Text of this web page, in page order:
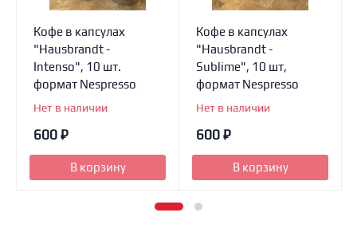
Кофе в капсулах
"Hausbrandt -
Intenso", 10 шт.
формат Nespresso
Нет в наличии
600 ₽
В корзину
Кофе в капсулах
"Hausbrandt -
Sublime", 10 шт,
формат Nespresso
Нет в наличии
600 ₽
В корзину